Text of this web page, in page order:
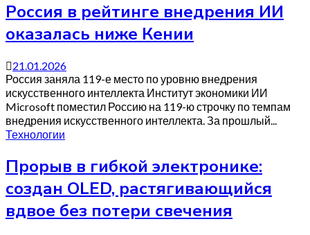
Россия в рейтинге внедрения ИИ
оказалась ниже Кении
21.01.2026
Россия заняла 119-е место по уровню внедрения
искусственного интеллекта Институт экономики ИИ
Microsoft поместил Россию на 119-ю строчку по темпам
внедрения искусственного интеллекта. За прошлый...
Технологии
Прорыв в гибкой электронике:
создан OLED, растягивающийся
вдвое без потери свечения